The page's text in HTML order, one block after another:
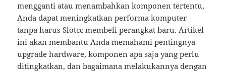
mengganti atau menambahkan komponen tertentu,
Anda dapat meningkatkan performa komputer
tanpa harusSlotcc membeli perangkat baru. Artikel
ini akan membantu Anda memahami pentingnya
upgrade hardware, komponen apa saja yang perlu
ditingkatkan, dan bagaimana melakukannya dengan